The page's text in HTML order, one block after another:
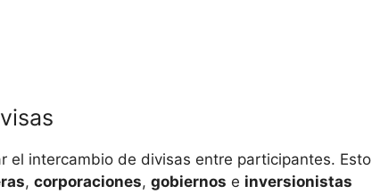
el intercambio de divisas entre participantes. Esto
, corporaciones, gobiernos e⁤ inversionistas